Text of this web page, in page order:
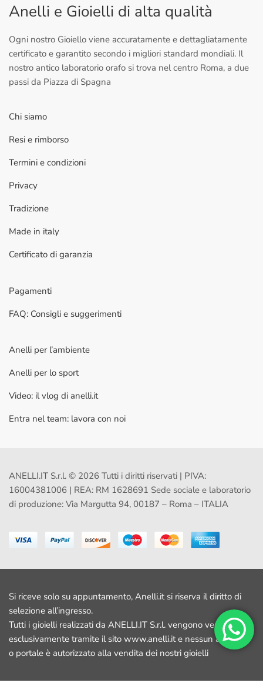
Anelli e Gioielli di alta qualità
Ogni nostro Gioiello viene accuratamente e dettagliatamente
certificato e garantito secondo i migliori standard mondiali. Il
nostro antico laboratorio orafo si trova nel centro Roma, a due
passi da Piazza di Spagna
Chi siamo
Resi e rimborso
Termini e condizioni
Privacy
Tradizione
Made in italy
Certificato di garanzia
Pagamenti
FAQ: Consigli e suggerimenti
Anelli per l’ambiente
Anelli per lo sport
Video: il vlog di anelli.it
Entra nel team: lavora con noi
ANELLI.IT S.r.l. © 2026 Tutti i diritti riservati | PIVA:
16004381006 | REA: RM 1628691 Sede sociale e laboratorio
di produzione: Via Margutta 94, 00187 – Roma – ITALIA
Si riceve solo su appuntamento, Anelli.it si riserva il diritto di
selezione all’ingresso.
Tutti i gioielli realizzati da ANELLI.IT S.r.l. vengono venduti
esclusivamente tramite il sito www.anelli.it e nessun altro sito
o portale è autorizzato alla vendita dei nostri gioielli